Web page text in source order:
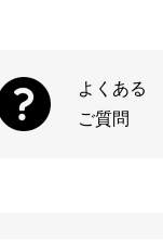
よくある
ご質問